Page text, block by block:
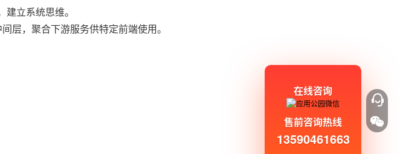
立系统思维。
层，聚合下游服务供特定前端使用。
在线咨询
售前咨询热线
13590461663